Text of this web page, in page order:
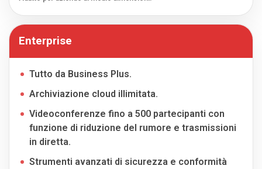
Enterprise
Tutto da Business Plus.
Archiviazione cloud illimitata.
Videoconferenze fino a 500 partecipanti con
funzione di riduzione del rumore e trasmissioni
in diretta.
Strumenti avanzati di sicurezza e conformità